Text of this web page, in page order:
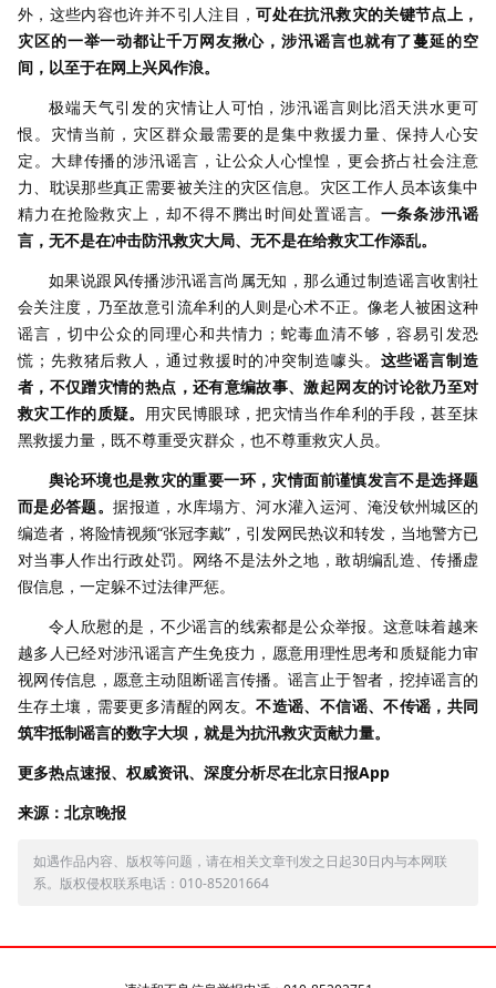
外，这些内容也许并不引人注目，可处在抗汛救灾的关键节点上，
灾区的一举一动都让千万网友揪心，涉汛谣言也就有了蔓延的空
间，以至于在网上兴风作浪。
极端天气引发的灾情让人可怕，涉汛谣言则比滔天洪水更可
恨。灾情当前，灾区群众最需要的是集中救援力量、保持人心安
定。大肆传播的涉汛谣言，让公众人心惶惶，更会挤占社会注意
力、耽误那些真正需要被关注的灾区信息。灾区工作人员本该集中
精力在抢险救灾上，却不得不腾出时间处置谣言。 一条条涉汛谣
言，无不是在冲击防汛救灾大局、无不是在给救灾工作添乱。
如果说跟风传播涉汛谣言尚属无知，那么通过制造谣言收割社
会关注度，乃至故意引流牟利的人则是心术不正。像老人被困这种
谣言，切中公众的同理心和共情力；蛇毒血清不够，容易引发恐
慌；先救猪后救人，通过救援时的冲突制造噱头。 这些谣言制造
者，不仅蹭灾情的热点，还有意编故事、激起网友的讨论欲乃至对
救灾工作的质疑。 用灾民博眼球，把灾情当作牟利的手段，甚至抹
黑救援力量，既不尊重受灾群众，也不尊重救灾人员。
舆论环境也是救灾的重要一环，灾情面前谨慎发言不是选择题
而是必答题。据报道，水库塌方、河水灌入运河、淹没钦州城区的
编造者，将险情视频“张冠李戴”，引发网民热议和转发，当地警方已
对当事人作出行政处罚。网络不是法外之地，敢胡编乱造、传播虚
假信息，一定躲不过法律严惩。
令人欣慰的是，不少谣言的线索都是公众举报。这意味着越来
越多人已经对涉汛谣言产生免疫力，愿意用理性思考和质疑能力审
视网传信息，愿意主动阻断谣言传播。谣言止于智者，挖掉谣言的
生存土壤，需要更多清醒的网友。不造谣、不信谣、不传谣，共同
筑牢抵制谣言的数字大坝，就是为抗汛救灾贡献力量。
更多热点速报、权威资讯、深度分析尽在北京日报App
来源：北京晚报
如遇作品内容、版权等问题，请在相关文章刊发之日起30日内与本网联
系。版权侵权联系电话：010-85201664